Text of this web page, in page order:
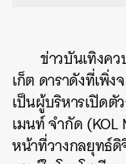
ข่าวบันเทิงคว
เก็ต ดาราดังที่เพิ่
เป็นผู้บริหารเปิดตั
เมนท์ จำกัด
หน้าที่วางกลยุทธ์